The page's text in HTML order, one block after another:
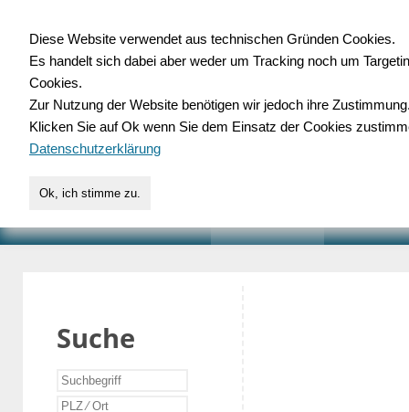
für Handwerk,
Suche
Diese Website verwendet aus technischen Gründen Cookies.
Es handelt sich dabei aber weder um Tracking noch um
Cookies.
Zur Nutzung der Website benötigen wir jedoch ihre
Klicken Sie auf Ok wenn Sie dem Einsatz der Cookies
Datenschutzerklärung
Ok, ich stimme zu.